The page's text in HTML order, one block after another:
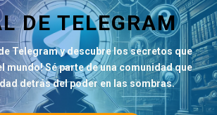
DE TELEGRAM
Telegram y descubre los secretos que
mundo! Sé parte de una comunidad que
detrás del poder en las sombras.